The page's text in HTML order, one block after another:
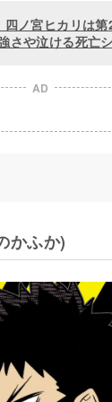
四ノ宮ヒカリは
さや泣ける死亡
AD
かふか)